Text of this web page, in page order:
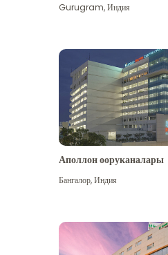
Gurugram,Индия
Аполлон ооруканалары
Бангалор,Индия